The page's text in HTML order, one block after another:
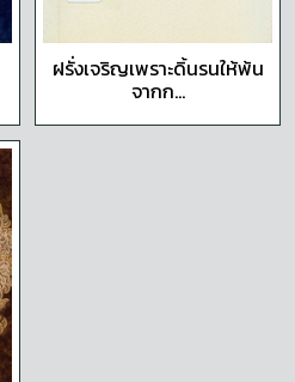
ฝรั่งเจริญเพราะดิ้นรนให้พ้น
จากก...